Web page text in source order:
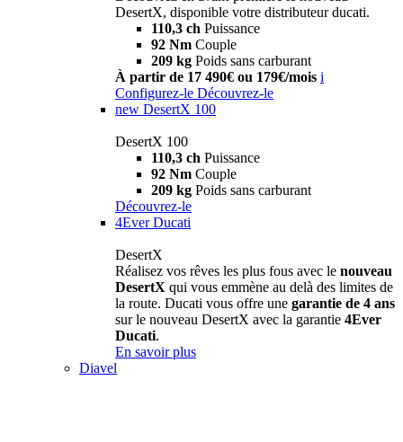
DesertX, disponible votre distributeur ducati.
110,3 ch Puissance
92 Nm Couple
209 kg Poids sans carburant
À partir de 17 490€ ou 179€/mois i
Configurez-le Découvrez-le
new DesertX 100
DesertX 100
110,3 ch Puissance
92 Nm Couple
209 kg Poids sans carburant
Découvrez-le
4Ever Ducati
DesertX
Réalisez vos rêves les plus fous avec le nouveau
DesertX qui vous emmène au delà des limites de
la route. Ducati vous offre une garantie de 4 ans
sur le nouveau DesertX avec la garantie 4Ever
Ducati.
En savoir plus
Diavel